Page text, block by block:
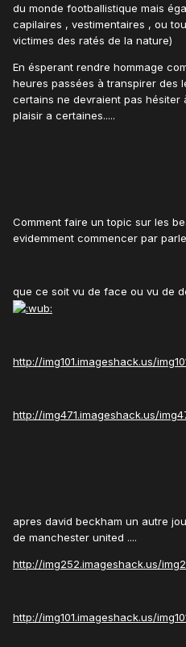
du monde footballistique mais
capilaires , vestimentaires , ou
victimes des ratés de la nature)
En ésperant rendre hommage
heures passées à transpirer des
certains ne devraient pas
plaisir a certaines.....
Comment faire un topic sur les
evidemment commencer par
que ce soit vu de face ou vu de
http://img101.imageshack.us/
http://img471.imageshack.us/
apres david beckham un autre
de manchester united ....
http://img252.imageshack.us/
http://img101.imageshack.us/